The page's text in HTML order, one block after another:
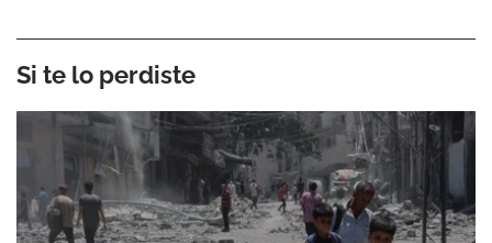
Si te lo perdiste